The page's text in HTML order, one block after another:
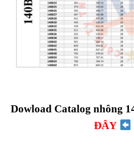
Dowload Catalog nhông
ĐÂY